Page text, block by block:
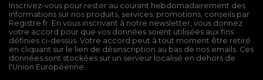
Inscrivez-vous pour rester au courant hebdomadairement des
informations sur nos produits, services, promotions, conseils par
Registre.fr. En vous inscrivant à notre newsletter, vous donnez
votre accord pour que vos données soient utilisées aux fins
définies ci-dessus. Votre accord peut à tout moment être retiré
en cliquant sur le lien de désinscription au bas de nos emails. Ces
données sont stockées sur un serveur localisé en dehors de
l'Union Européenne.